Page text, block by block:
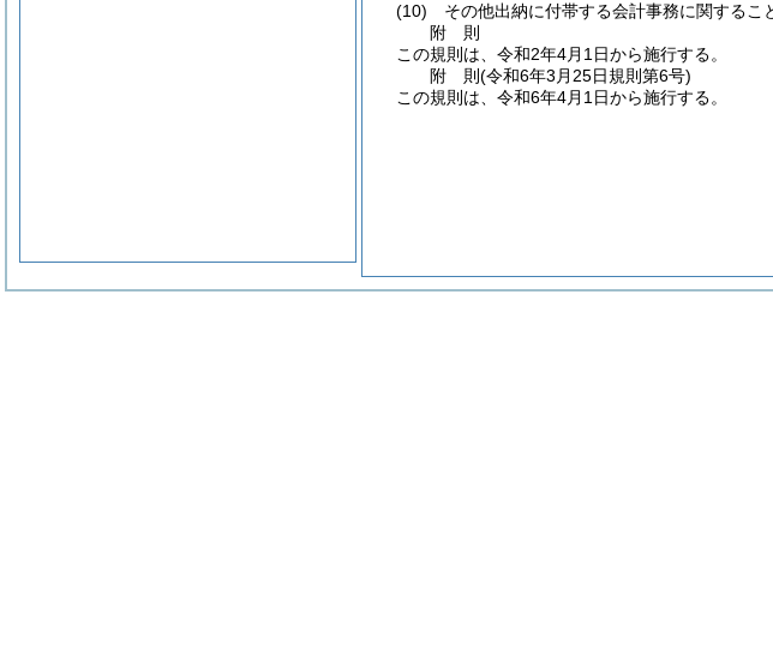
(10)
その他出納に付帯する会計事務に関するこ
附 則
この規則は、令和2年4月1日から施行する。
附 則(令和6年3月25日規則第6号)
この規則は、令和6年4月1日から施行する。